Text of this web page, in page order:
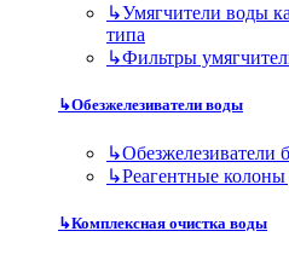
↳Умягчители воды
типа
↳Фильтры
↳Обезжелезиватели воды
↳Обезжелезиватели
↳Реагентные
↳Комплексная очистка воды